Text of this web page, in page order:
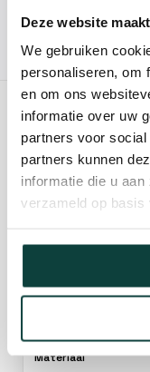
Deze website
We gebruiken
personaliseren, om
en om ons
informatie over uw
partners voor
partners kunnen
informatie die u
verzameld op basis
10% korting!
cedar met
Materiaal